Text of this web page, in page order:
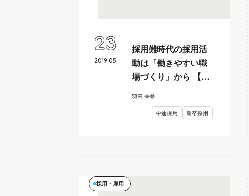
採用難時代の採用活
動は「働きやすい職
場づくり」から 【飲
イカク #12】
羽田 未希
中途採用 新卒採用
2019.05
23
採用・雇用